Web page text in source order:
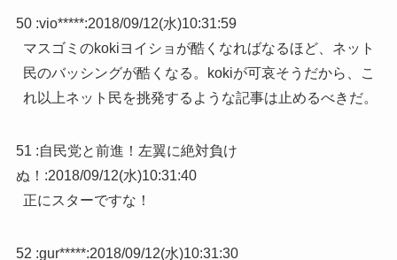
50 :vio*****:2018/09/12(水)10:31:59
マスゴミのkokiヨイショが酷くなればなるほど、ネット
民のバッシングが酷くなる。kokiが可哀そうだから、こ
れ以上ネット民を挑発するような記事は止めるべきだ。
51 :自民党と前進！左翼に絶対負け
ぬ！ :2018/09/12(水)10:31:40
正にスターですな！
52 :gur*****:2018/09/12(水)10:31:30